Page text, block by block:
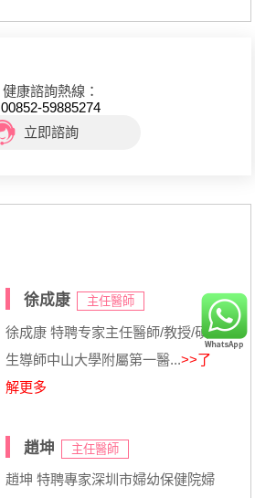
健康諮詢熱線：
00852-59885274
立即諮詢
徐成康 主任醫師
徐成康 特聘专家主任醫師/教授/碩士
生導師中山大學附屬第一醫...>>了
解更多
趙坤 主任醫師
趙坤 特聘專家深圳市婦幼保健院婦